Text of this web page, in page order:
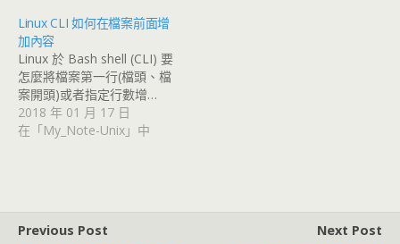
Linux CLI 如何在檔案前面增
加內容
Linux 於 Bash shell (CLI) 要
怎麼將檔案第一行(檔頭、檔
案開頭)或者指定行數增…
2018 年 01 月 17 日
在「My_Note-Unix」中
Previous Post
Next Post